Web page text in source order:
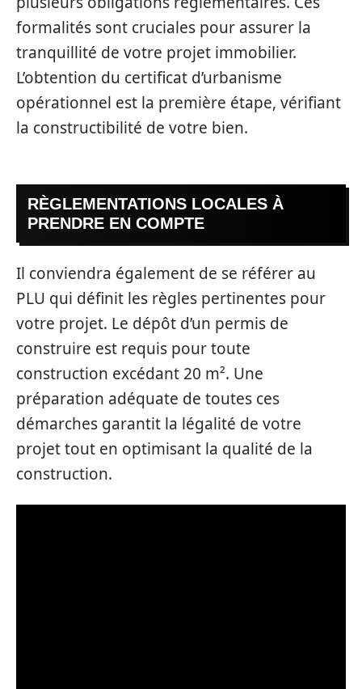
formalités sont cruciales pour assurer la
tranquillité de votre projet immobilier.
L’obtention du certificat d’urbanisme
opérationnel est la première étape, vérifiant
la constructibilité de votre bien.
RÈGLEMENTATIONS LOCALES À
PRENDRE EN COMPTE
Il conviendra également de se référer au
PLU qui définit les règles pertinentes pour
votre projet. Le dépôt d’un permis de
construire est requis pour toute
construction excédant 20 m². Une
préparation adéquate de toutes ces
démarches garantit la légalité de votre
projet tout en optimisant la qualité de la
construction.